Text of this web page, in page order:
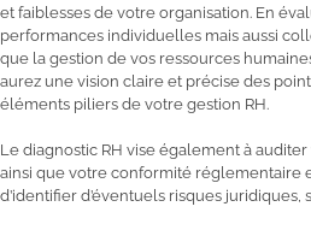
et faiblesses de votre organisation. En
performances individuelles mais aussi
que la gestion de vos ressources
aurez une vision claire et précise des
éléments piliers de votre gestion RH.
Le diagnostic RH vise également à
ainsi que votre conformité réglementaire
d’identifier d’éventuels risques juridiques,